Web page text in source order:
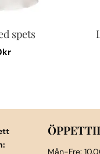
spets
kr
flera
Mån-Fre: